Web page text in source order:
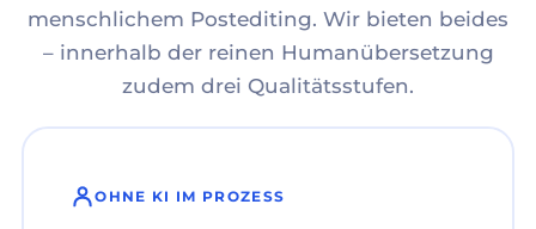
menschlichem Postediting. Wir bieten beides
– innerhalb der reinen Humanübersetzung
zudem drei Qualitätsstufen.
OHNE KI IM PROZESS